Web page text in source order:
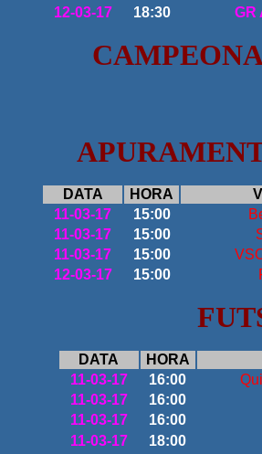
12-03-17
18:30 GR
DATA HORA
11-03-17
15:00
11-03-17
15:00
11-03-17
15:00
12-03-17
15:00
DATA
HORA
11-03-17
16:00
11-03-17
16:00
11-03-17
16:00
11-03-17
18:00